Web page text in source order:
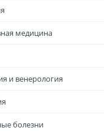
медицина
и венерология
болезни